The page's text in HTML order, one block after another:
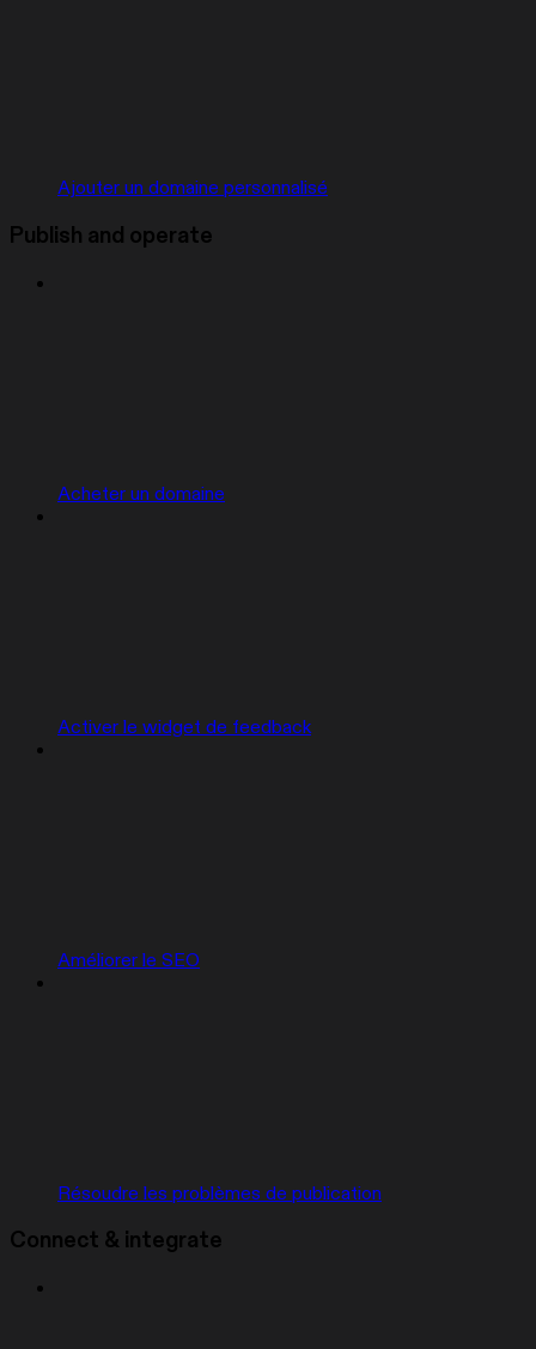
Ajouter un domaine personnalisé
Publish and operate
Acheter un domaine
Activer le widget de feedback
Améliorer le SEO
Résoudre les problèmes de publication
Connect & integrate